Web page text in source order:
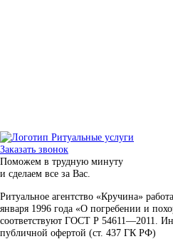
Заказать звонок
Поможем в трудную минуту
и сделаем все за Вас.
Ритуальное агентство «Кручина»
января 1996 года «О погребении и
соответствуют ГОСТ Р 54611—2011.
публичной офертой (ст. 437 ГК РФ)